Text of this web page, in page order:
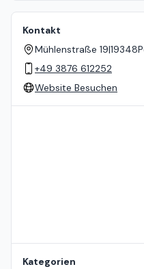
Kontakt
Mühlenstraße 19|19348
+49 3876 612252
Website Besuchen
Kategorien